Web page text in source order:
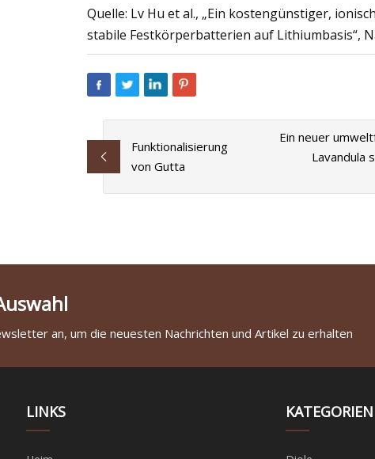
Quelle: Lv Hu et al., „Ein kostengünstiger,
stabile Festkörperbatterien auf Lithiumbasis“,
Funktionalisierung
von Gutta
Ein neuer
Lavandula
an, um die neuesten Nachrichten und Artikel zu erhalten
LINKS KATEGORIEN